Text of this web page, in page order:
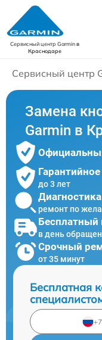
Сервисный центр Garminв
Краснодаре
Сервисный центр
Замена
Garmin в
до 3 лет
ремонт по
Бесплатный
в день
Срочный
от 35 минут
Бесплатная